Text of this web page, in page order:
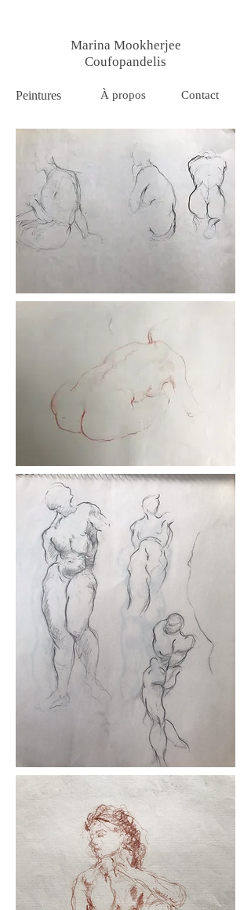
Marina Mookherjee
Coufopandelis
Peintures Contact
À propos